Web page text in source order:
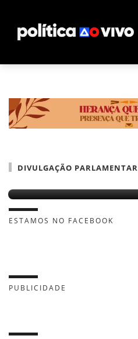
DIVULGAÇÃO PARLAMENTAR
ESTAMOS NO FACEBOOK
PUBLICIDADE